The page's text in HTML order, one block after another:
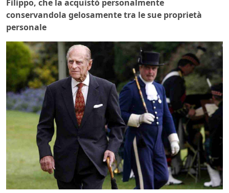
Filippo, che la acquistò personalmente
conservandola gelosamente tra le sue proprietà
personale